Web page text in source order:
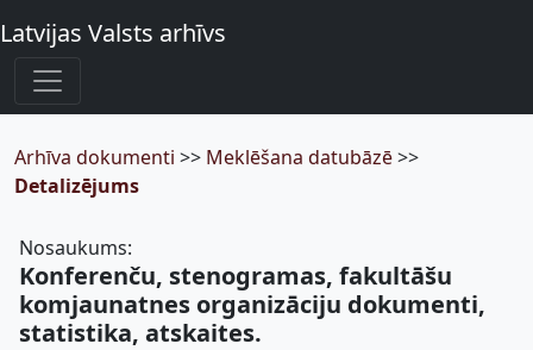
Latvijas Valsts arhīvs
Arhīva dokumenti >> Meklēšana datubāzē>>
Detalizējums
Nosaukums:
Konferenču, stenogramas, fakultāšu
komjaunatnes organizāciju dokumenti,
statistika, atskaites.